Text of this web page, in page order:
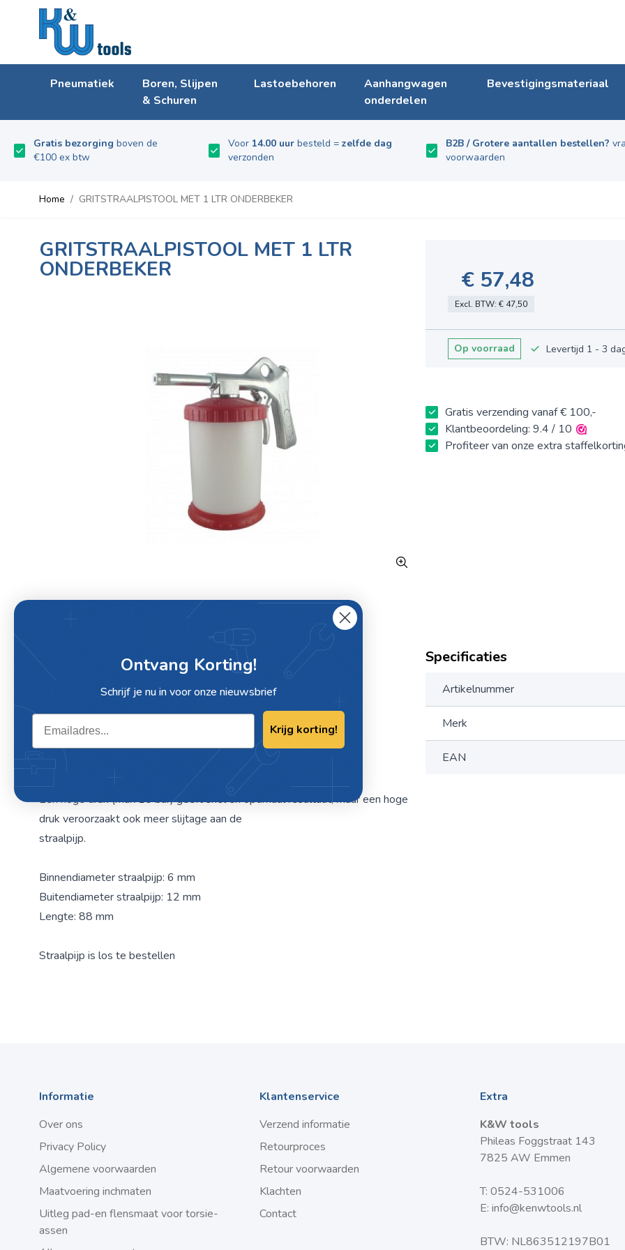
Ga naar de inhoud
Pneumatiek
Boren, Slijpen
& Schuren
Lastoebehoren
Aanhangwagen
onderdelen
Bevestigingsmateriaal
Gratis bezorging boven de
€100 ex btw
Voor 14.00 uurbesteld = zelfde dag
verzonden
B2B / Grotere aantallen bestellen?
voorwaarden
Home / GRITSTRAALPISTOOL MET 1 LTR ONDERBEKER
GRITSTRAALPISTOOL MET 1 LTR
ONDERBEKER € 57,48
Excl. BTW: € 47,50
Op voorraad Levertijd 1 - 3
Gratis verzending vanaf € 100,-
Klantbeoordeling: 9.4 / 10
Profiteer van onze extra
Omschrijving / GRITSTRAALPISTOOL MET 1 LTR
ONDERBEKER
Gritstraalpistool met 1L onderbeker
Werkdruk maximaal 10 bar
Een hoge druk (max 10 bar) geeft snel en optimaal resultaat, maar een hoge
druk veroorzaakt ook meer slijtage aan de
straalpijp.
Binnendiameter straalpijp: 6 mm
Buitendiameter straalpijp: 12 mm
Lengte: 88 mm
Straalpijp is los te bestellen
Specificaties
Artikelnummer
Merk
EAN
Informatie
Over ons
Privacy Policy
Algemene voorwaarden
Maatvoering inchmaten
Uitleg pad-en flensmaat voor torsie-
assen
Klantenservice
Verzend informatie
Retourproces
Retour voorwaarden
Klachten
Contact
Extra
K&W tools
Phileas Foggstraat 143
7825 AW Emmen
T: 0524-531006
E: info@kenwtools.nl
BTW: NL863512197B01
Ontvang Korting!
Schrijf je nu in voor onze nieuwsbrief
Email
Krijg korting!